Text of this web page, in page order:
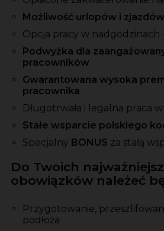
Możliwość urlopów i
Opcja pracy w nadgodzinach
Podwyżka dla
pracowników
Gwarantowana wysoka
pracownika
Długotrwała i legalna praca
Stałe wsparcie polskiego
Specjalny BONUS za stałą
Do Twoich
obowiązków należeć
Przygotowanie,
podłoża